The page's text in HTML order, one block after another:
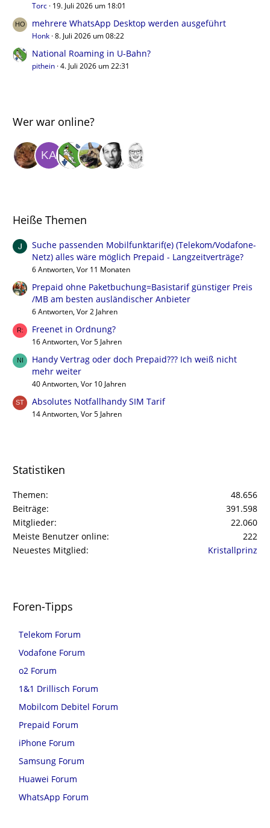
Torc 19. Juli 2026 um 18:01
mehrere WhatsApp Desktop werden ausgeführt
Honk 8. Juli 2026 um 08:22
National Roaming in U-Bahn?
pithein 4. Juli 2026 um 22:31
Wer war online?
Heiße Themen
Suche passenden Mobilfunktarif(e) (Telekom/Vodafone-
Netz) alles wäre möglich Prepaid - Langzeitverträge?
6 Antworten, Vor 11 Monaten
Prepaid ohne Paketbuchung=Basistarif günstiger Preis
/MB am besten ausländischer Anbieter
6 Antworten, Vor 2 Jahren
Freenet in Ordnung?
16 Antworten, Vor 5 Jahren
Handy Vertrag oder doch Prepaid??? Ich weiß nicht
mehr weiter
40 Antworten, Vor 10 Jahren
Absolutes Notfallhandy SIM Tarif
14 Antworten, Vor 5 Jahren
Statistiken
Themen
48.656
Beiträge
391.598
Mitglieder
22.060
Meiste Benutzer online
222
Neuestes Mitglied
Kristallprinz
Foren-Tipps
Telekom Forum
Vodafone Forum
o2 Forum
1&1 Drillisch Forum
Mobilcom Debitel Forum
Prepaid Forum
iPhone Forum
Samsung Forum
Huawei Forum
WhatsApp Forum